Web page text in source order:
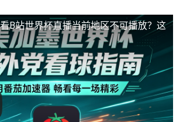
B站世界杯直播当前地区不可播放？这